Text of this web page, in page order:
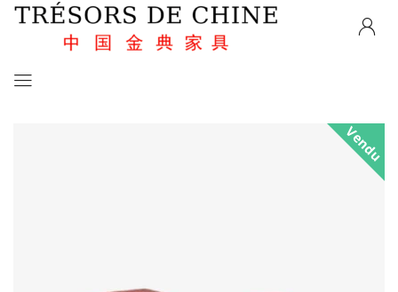
Vendu